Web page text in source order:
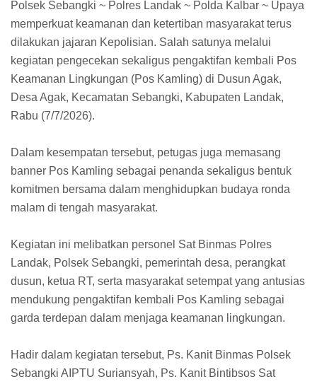
Polsek Sebangki ~ Polres Landak ~ Polda Kalbar ~ Upaya
memperkuat keamanan dan ketertiban masyarakat terus
dilakukan jajaran Kepolisian. Salah satunya melalui
kegiatan pengecekan sekaligus pengaktifan kembali Pos
Keamanan Lingkungan (Pos Kamling) di Dusun Agak,
Desa Agak, Kecamatan Sebangki, Kabupaten Landak,
Rabu (7/7/2026).
Dalam kesempatan tersebut, petugas juga memasang
banner Pos Kamling sebagai penanda sekaligus bentuk
komitmen bersama dalam menghidupkan budaya ronda
malam di tengah masyarakat.
Kegiatan ini melibatkan personel Sat Binmas Polres
Landak, Polsek Sebangki, pemerintah desa, perangkat
dusun, ketua RT, serta masyarakat setempat yang antusias
mendukung pengaktifan kembali Pos Kamling sebagai
garda terdepan dalam menjaga keamanan lingkungan.
Hadir dalam kegiatan tersebut, Ps. Kanit Binmas Polsek
Sebangki AIPTU Suriansyah, Ps. Kanit Bintibsos Sat